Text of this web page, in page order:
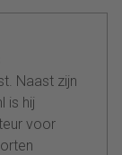
Naast zijn
is hij
voor